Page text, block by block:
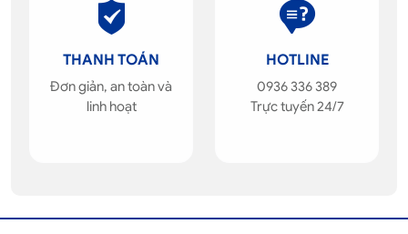
THANH TOÁN
Đơn giản, an toàn và
linh hoạt
HOTLINE
0936 336 389
Trực tuyến 24/7